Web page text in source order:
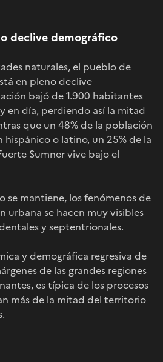
declive demográfico
naturales, el pueblo de
en pleno declive
bajó de 1.900 habitantes
en día, perdiendo así la mitad
que un 48% de la población
hispánico o latino, un 25% de la
Sumner vive bajo el
se mantiene, los fenómenos de
urbana se hacen muy visibles
y septentrionales.
y demográfica regresiva de
de las grandes regiones
es típica de los procesos
más de la mitad del territorio